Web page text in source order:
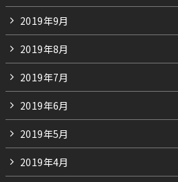
2019年9月
2019年8月
2019年7月
2019年6月
2019年5月
2019年4月